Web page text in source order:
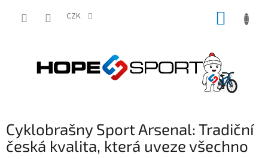
CZK
Cyklobrašny Sport Arsenal: Tradiční
česká kvalita, která uveze všechno